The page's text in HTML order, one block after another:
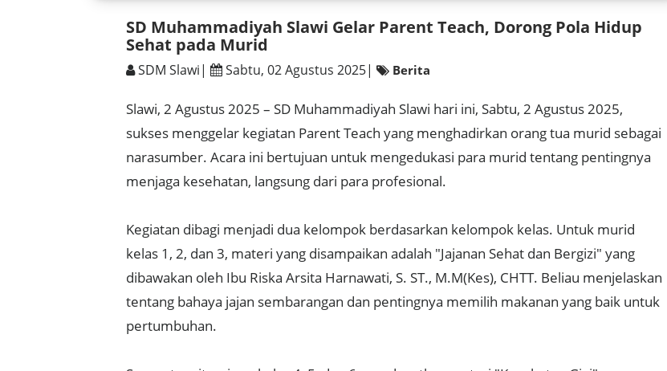
SD Muhammadiyah Slawi Gelar Parent Teach, Dorong Pola Hidup
Sehat pada Murid
SDM Slawi| Sabtu, 02 Agustus 2025| Berita
Slawi, 2 Agustus 2025 – SD Muhammadiyah Slawi hari ini, Sabtu, 2 Agustus 2025,
sukses menggelar kegiatan Parent Teach yang menghadirkan orang tua murid sebagai
narasumber. Acara ini bertujuan untuk mengedukasi para murid tentang pentingnya
menjaga kesehatan, langsung dari para profesional.
Kegiatan dibagi menjadi dua kelompok berdasarkan kelompok kelas. Untuk murid
kelas 1, 2, dan 3, materi yang disampaikan adalah "Jajanan Sehat dan Bergizi" yang
dibawakan oleh Ibu Riska Arsita Harnawati, S. ST., M.M(Kes), CHTT. Beliau menjelaskan
tentang bahaya jajan sembarangan dan pentingnya memilih makanan yang baik untuk
pertumbuhan.